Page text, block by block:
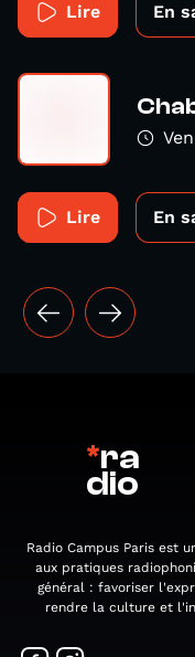
Lire En
Lire En
*ra
dio
Radio Campus Paris est
aux pratiques
général : favoriser
rendre la culture et